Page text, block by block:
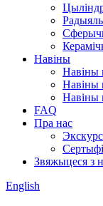
Навіны
Навіны
Навіны
Навіны
FAQ
Пра нас
Звяжыцеся з
English